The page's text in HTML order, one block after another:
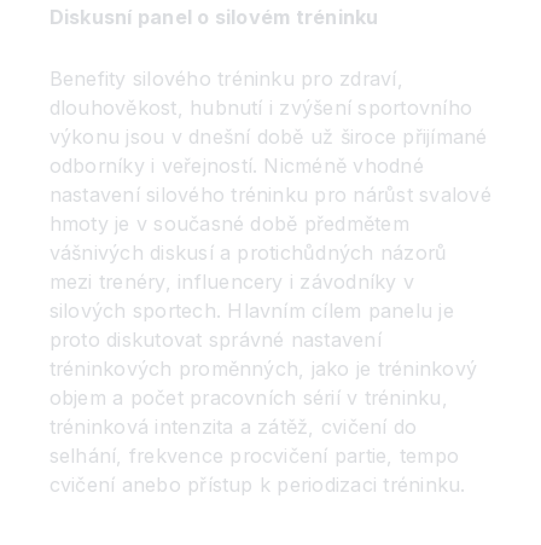
Diskusní panel o silovém tréninku
Benefity silového tréninku pro zdraví,
dlouhověkost, hubnutí i zvýšení sportovního
výkonu jsou v dnešní době už široce přijímané
odborníky i veřejností. Nicméně vhodné
nastavení silového tréninku pro nárůst svalové
hmoty je v současné době předmětem
vášnivých diskusí a protichůdných názorů
mezi trenéry, influencery i závodníky v
silových sportech. Hlavním cílem panelu je
proto diskutovat správné nastavení
tréninkových proměnných, jako je tréninkový
objem a počet pracovních sérií v tréninku,
tréninková intenzita a zátěž, cvičení do
selhání, frekvence procvičení partie, tempo
cvičení anebo přístup k periodizaci tréninku.